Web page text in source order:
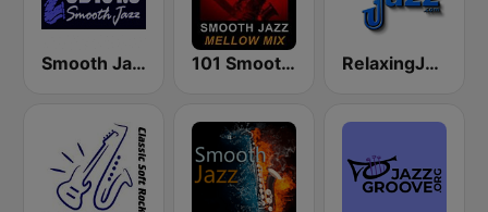
Smooth Jazz Cd101.9 New York 101 Smooth Jazz Mellow Mix RelaxingJazz.com - Smooth Jazz